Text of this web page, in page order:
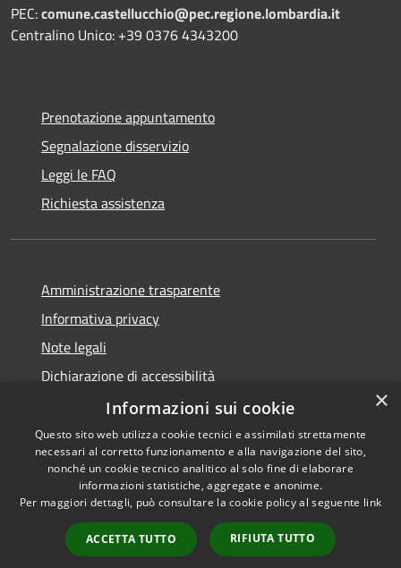
PEC:comune.castellucchio@pec.regione.lombardia.it
Centralino Unico: +39 0376 4343200
Prenotazione appuntamento
Segnalazione disservizio
Leggi le FAQ
Richiesta assistenza
Amministrazione trasparente
Informativa privacy
Note legali
Dichiarazione di accessibilità
Obiettivi di accessibilità
RSS
Accessibilità
Copyright © 2026 • Comune di
Castellucchio • Powered by
Municipium•
Accesso
redazione
×
Informazioni sui cookie
Questo sito web utilizza cookie tecnici e assimilati strettamente
necessari al corretto funzionamento e alla navigazione del sito,
nonché un cookie tecnico analitico al solo fine di elaborare
informazioni statistiche, aggregate e anonime.
Per maggiori dettagli, può consultare la cookie policy al seguente link
ACCETTA TUTTO RIFIUTA TUTTO